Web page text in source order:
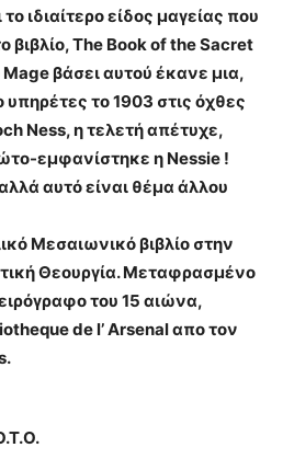
ιδιαίτερο είδος μαγείας που
βιβλίο, The Book of the Sacret
βάσει αυτού έκανε μια,
το 1903 στις όχθες
Ness, η τελετή απέτυχε,
εμφανίστηκε η Nessie !
αυτό είναι θέμα άλλου
Μεσαιωνικό βιβλίο στην
Θεουργία. Μεταφρασμένο
του 15 αιώνα,
de l’ Arsenal απο τον